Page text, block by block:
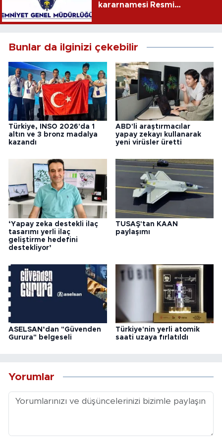
kararnamesi Resmi
Bunlar da ilginizi çekebilir
Türkiye, INSO 2026'da 1
altın ve 3 bronz madalya
kazandı
ABD'li araştırmacılar
yapay zekayı kullanarak
yeni virüsler üretti
‘Yapay zeka destekli ilaç
tasarımı yerli ilaç
geliştirme hedefini
destekliyor’
TUSAŞ'tan KAAN
paylaşımı
ASELSAN’dan "Güvenden
Gurura" belgeseli
Türkiye'nin yerli atomik
saati uzaya fırlatıldı
Yorumlar